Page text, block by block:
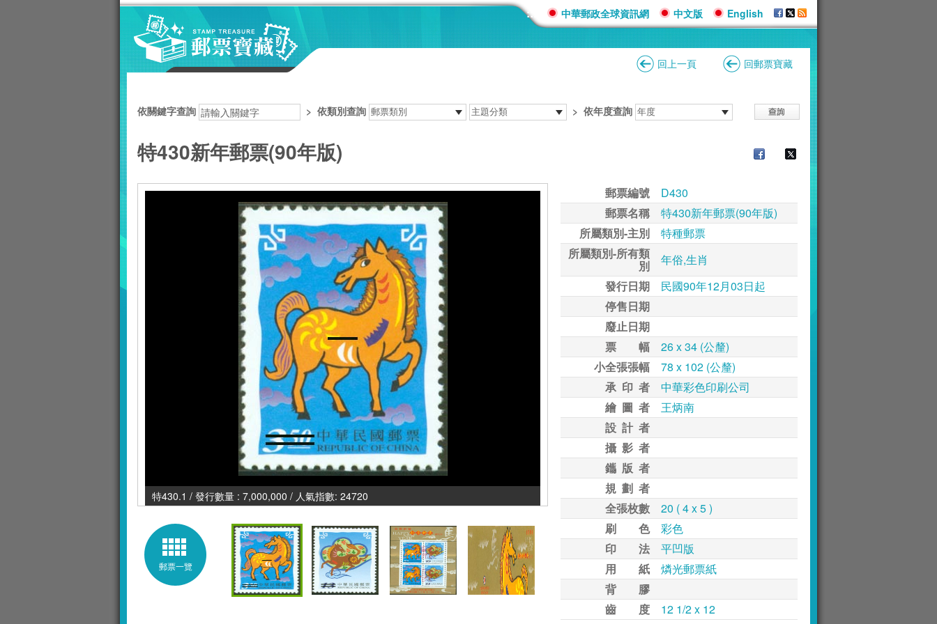
::: 中華郵政全球資訊網 中文版 English
回上一頁 回郵票寶藏
依關鍵字查詢 > 依類別查詢 > 依年度查詢
特430新年郵票(90年版)
特430.1 / 發行數量 : 7,000,000 / 人氣指數: 24720
郵票一覽
郵票編號
D430
郵票名稱
特430新年郵票(90年版)
所屬類別-主別
特種郵票
所屬類別-所有類
別
年俗,生肖
發行日期
民國90年12月03日起
停售日期
廢止日期
票 幅
26 x 34 (公釐)
小全張張幅
78 x 102 (公釐)
承 印 者
中華彩色印刷公司
繪 圖 者
王炳南
設 計 者
攝 影 者
鑴 版 者
規 劃 者
全張枚數
20 ( 4 x 5 )
刷 色
彩色
印 法
平凹版
用 紙
燐光郵票紙
背 膠
齒 度
12 1/2 x 12